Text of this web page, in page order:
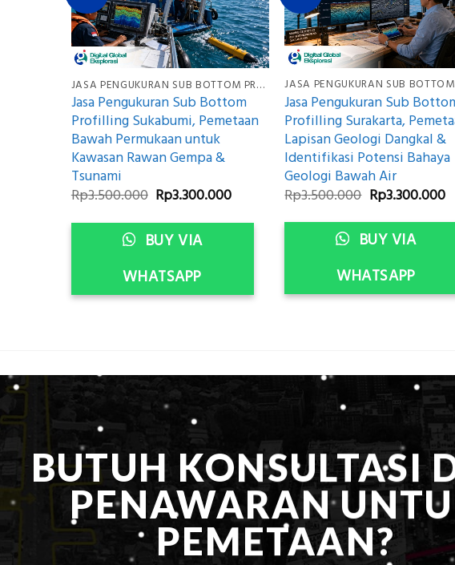
JASA PENGUKURAN SUB BOTTOM PROFILING
Jasa Pengukuran Sub Bottom
Profilling Sukabumi, Pemetaan
Bawah Permukaan untuk
Kawasan Rawan Gempa &
Tsunami
Rp3.500.000 Original
price
was:
Rp3.500.000.
Rp3.300.000Current
is:
BUY VIA
WHATSAPP
Jasa Pengukuran Sub
Profilling Surakarta,
Lapisan Geologi Dangkal &
Identifikasi Potensi Bahaya
Geologi Bawah Air
Rp3.500.000 Original
price
was:
Rp3.500.000.
Rp3.300.000
BUY VIA
WHATSAPP
BUTUH KONSULTASI
PENAWARAN
PEMETAAN?